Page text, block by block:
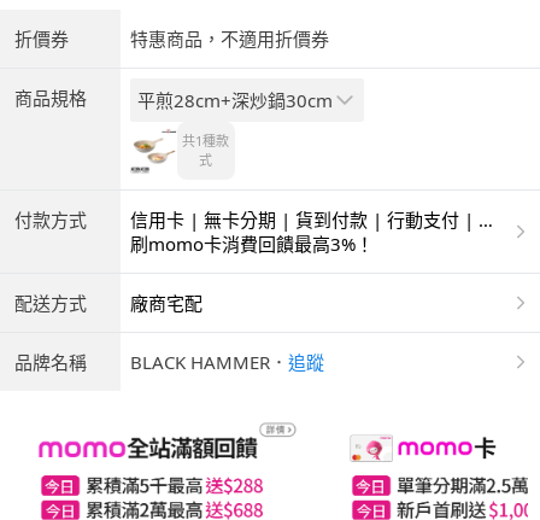
折價券 特惠商品，不適用折價券
商品規格 平煎28cm+深炒鍋30cm
共1種款
式
付款方式
信用卡 | 無卡分期 | 貨到付款 | 行動支付 | 超
商付款 | ATM | 銀聯卡
刷momo卡消費回饋最高3%！
配送方式 廠商宅配
品牌名稱 BLACK HAMMER ． 追蹤